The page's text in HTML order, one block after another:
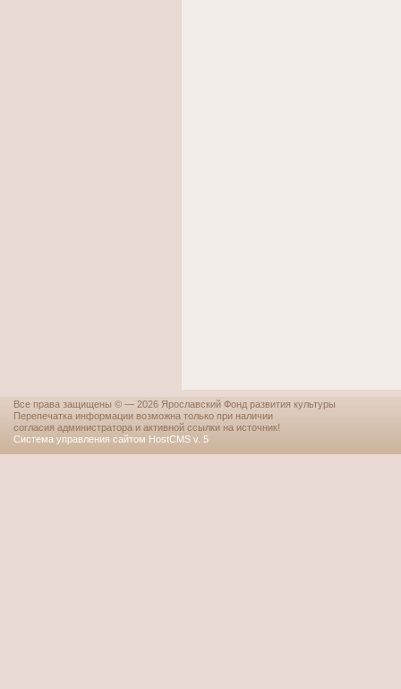
Все права защищены © — 2026 Ярославский Фонд развития культуры
Перепечатка информации возможна только при наличии
согласия администратора и активной ссылки на источник!
Система управления сайтом HostCMS v. 5